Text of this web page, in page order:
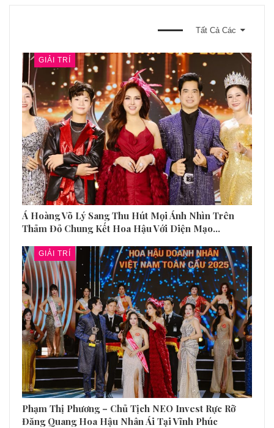
Tất Cả Các
GIẢI TRÍ
Á Hoàng Võ Lý Sang Thu Hút Mọi Ánh Nhìn Trên
Thảm Đỏ Chung Kết Hoa Hậu Với Diện Mạo…
GIẢI TRÍ
Phạm Thị Phương – Chủ Tịch NEO Invest Rực Rỡ
Đăng Quang Hoa Hậu Nhân Ái Tại Vĩnh Phúc